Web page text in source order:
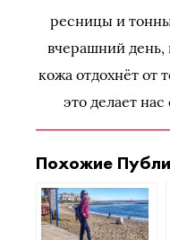
ресницы и
вчерашний день,
кожа отдохнёт от
это делает
Похожие